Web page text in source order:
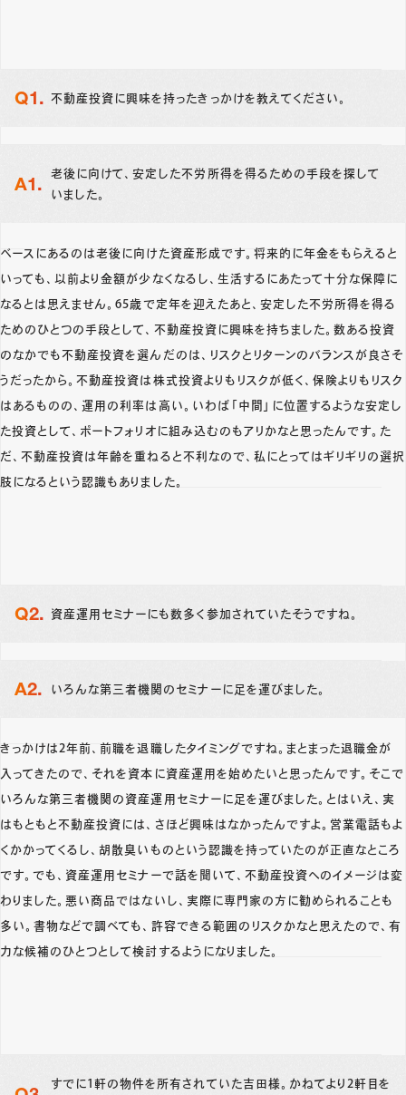
不動産投資に興味を持ったきっかけを教えてください。
老後に向けて、安定した不労所得を得るための手段を探して
いました。
ベースにあるのは老後に向けた資産形成です。将来的に年金をもらえると
いっても、以前より金額が少なくなるし、生活するにあたって十分な保障に
なるとは思えません。65歳で定年を迎えたあと、安定した不労所得を得る
ためのひとつの手段として、不動産投資に興味を持ちました。数ある投資
のなかでも不動産投資を選んだのは、リスクとリターンのバランスが良さそ
うだったから。不動産投資は株式投資よりもリスクが低く、保険よりもリスク
はあるものの、運用の利率は高い。いわば「中間」に位置するような安定し
た投資として、ポートフォリオに組み込むのもアリかなと思ったんです。た
だ、不動産投資は年齢を重ねると不利なので、私にとってはギリギリの選択
肢になるという認識もありました。
資産運用セミナーにも数多く参加されていたそうですね。
いろんな第三者機関のセミナーに足を運びました。
きっかけは2年前、前職を退職したタイミングですね。まとまった退職金が
入ってきたので、それを資本に資産運用を始めたいと思ったんです。そこで
いろんな第三者機関の資産運用セミナーに足を運びました。とはいえ、実
はもともと不動産投資には、さほど興味はなかったんですよ。営業電話もよ
くかかってくるし、胡散臭いものという認識を持っていたのが正直なところ
です。でも、資産運用セミナーで話を聞いて、不動産投資へのイメージは変
わりました。悪い商品ではないし、実際に専門家の方に勧められることも
多い。書物などで調べても、許容できる範囲のリスクかなと思えたので、有
力な候補のひとつとして検討するようになりました。
すでに1軒の物件を所有されていた吉田様。かねてより2軒目を